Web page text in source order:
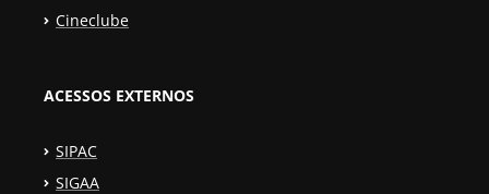
Cineclube
ACESSOS EXTERNOS
SIPAC
SIGAA